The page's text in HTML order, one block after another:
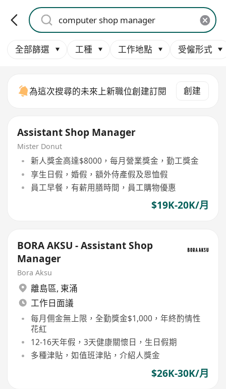
全部篩選 工種 工作地點 受僱形式
為這次搜尋的未來上新職位創建訂閱 創建
Assistant Shop Manager
Mister Donut
新人獎金高達$8000，每月營業獎金，勤工獎金
享生日假，婚假，額外侍產假及恩恤假
員工早餐，有薪用膳時間，員工購物優惠
$19K-20K/月
BORA AKSU - Assistant Shop
Manager
Bora Aksu
離島區, 東涌
工作日面議
每月佣金無上限，全勤獎金$1,000，年終酌情性
花紅
12-16天年假，3天健康關懷日，生日假期
多種津貼，如值班津貼，介紹人獎金
$26K-30K/月